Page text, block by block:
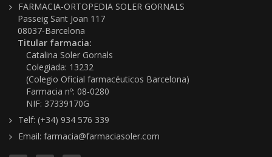
FARMACIA-ORTOPEDIA SOLER GORNALS
Passeig Sant Joan 117
08037-Barcelona
Titular farmacia:
Catalina Soler Gornals
Colegiada: 13232
(Colegio Oficial farmacéuticos Barcelona)
Farmacia nº: 08-0280
NIF: 37339170G
Telf: (+34) 934 576 339
Email: farmacia@farmaciasoler.com